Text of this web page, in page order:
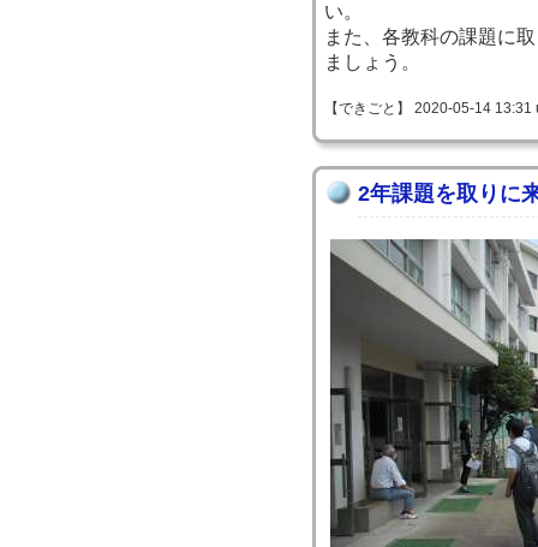
い。
また、各教科の課題に
ましょう。
【できごと】 2020-05-14 13:31
2年課題を取りに